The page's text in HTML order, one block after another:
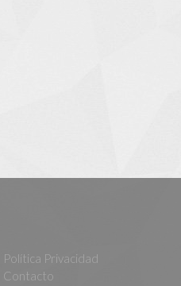
Política Privacidad
Contacto